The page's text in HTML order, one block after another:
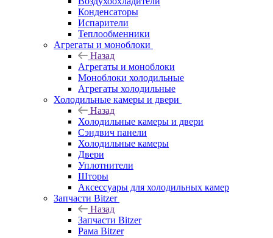
Конденсаторы
Испарители
Теплообменники
Агрегаты и моноблоки
Назад
Агрегаты и моноблоки
Моноблоки холодильные
Агрегаты холодильные
Холодильные камеры и двери
Назад
Холодильные камеры и двери
Сэндвич панели
Холодильные камеры
Двери
Уплотнители
Шторы
Аксессуары для холодильных камер
Запчасти Bitzer
Назад
Запчасти Bitzer
Рама Bitzer